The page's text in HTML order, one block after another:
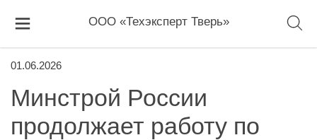
ООО «Техэксперт Тверь»
01.06.2026
Минстрой России
продолжает работу по